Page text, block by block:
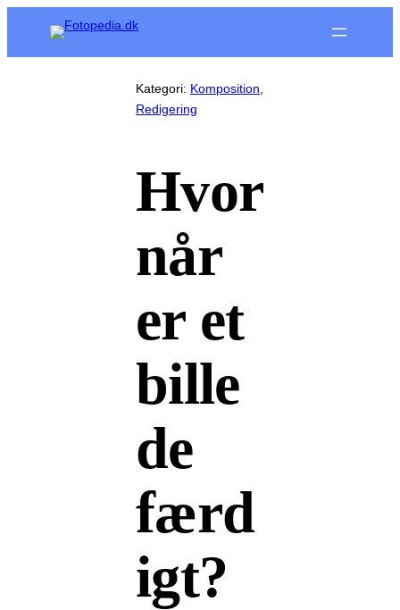
indhold
Kategori: Komposition
Redigering
Hvor
når
er et
bille
de
færd
igt?